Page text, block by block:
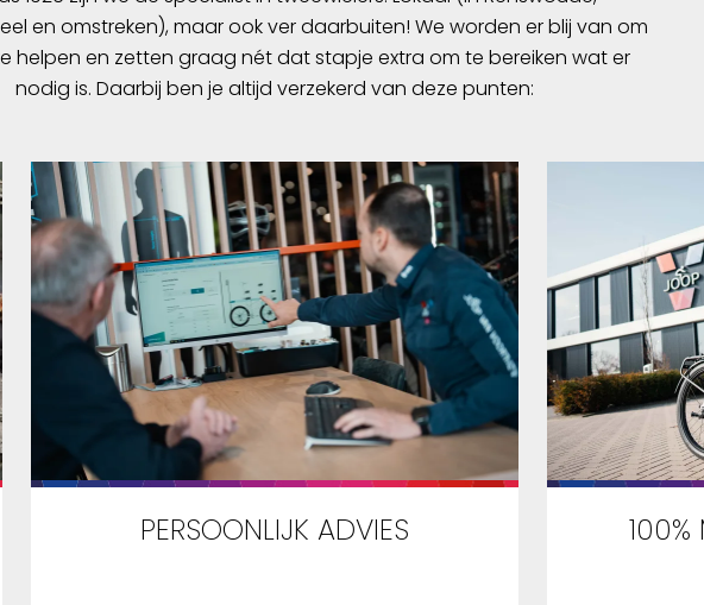
en omstreken), maar ook ver daarbuiten! We worden er blij van om
helpen en zetten graag nét dat stapje extra om te bereiken wat er
nodig is. Daarbij ben je altijd verzekerd van deze punten:
PERSOONLIJK ADVIES 100%